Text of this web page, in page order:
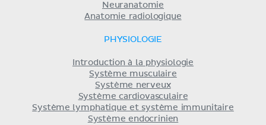
Neuranatomie
Anatomie radiologique
PHYSIOLOGIE
Introduction à la physiologie
Système musculaire
Système nerveux
Système cardiovasculaire
Système lymphatique et système immunitaire
Système endocrinien